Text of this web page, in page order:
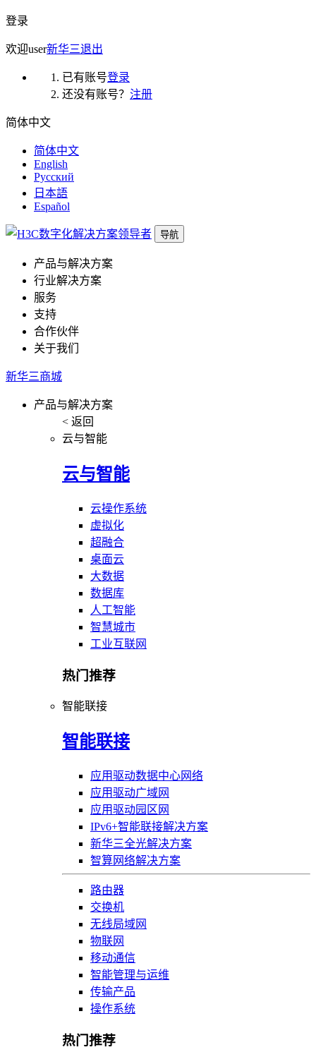
登录
欢迎user新华三退出
已有账号登录
还没有账号？ 注册
简体中文
简体中文
English
Русский
日本語
Español
导航
产品与解决方案
行业解决方案
服务
支持
合作伙伴
关于我们
新华三商城
产品与解决方案
< 返回
云与智能
云与智能
云操作系统
虚拟化
超融合
桌面云
大数据
数据库
人工智能
智慧城市
工业互联网
热门推荐
智能联接
智能联接
应用驱动数据中心网络
应用驱动广域网
应用驱动园区网
IPv6+智能联接解决方案
新华三全光解决方案
智算网络解决方案
路由器
交换机
无线局域网
物联网
移动通信
智能管理与运维
传输产品
操作系统
热门推荐